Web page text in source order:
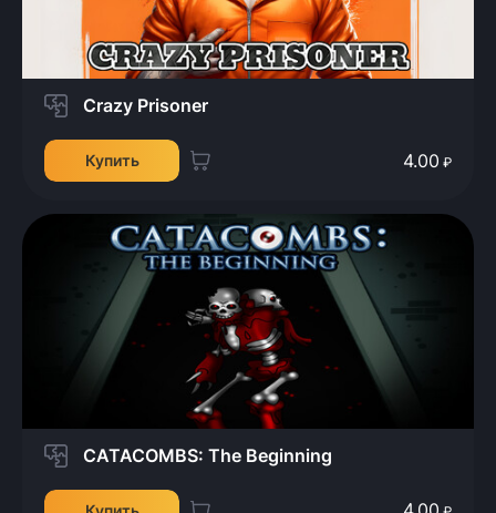
Crazy Prisoner
Купить 4.00 ₽
CATACOMBS: The Beginning